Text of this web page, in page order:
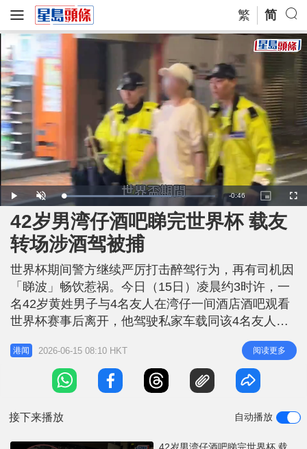
繁 简
P
l
y
U
n
m
u
t
L
o
a
d
e
d
:
7
1
2
8
R
e
n
i
e
-0:46
P
i
t
u
r
-
P
u
r
e
F
u
42岁男湾仔酒吧睇完世界杯 载友
转场涉酒驾被捕
世界杯期间警方继续严厉打击醉驾行为，再有司机因
「睇波」畅饮惹祸。今日（15日）凌晨约3时许，一
名42岁黄姓男子与4名友人在湾仔一间酒店酒吧观看
世界杯赛事后离开，他驾驶私家车载同该4名友人
「转场」，惟车辆驶至铜锣湾勿地臣街近耀华街交界
时，因行车左摇右摆、形迹可疑，被现场巡逻的警员
截停。 黄男接受随机酒精呼气测试后录得48微克 ，
证实超标，涉嫌「酒后驾驶」当场被捕。同车4名友
港闻 2026-06-15 08:10 HKT 阅读更多
接下来播放 自动播放